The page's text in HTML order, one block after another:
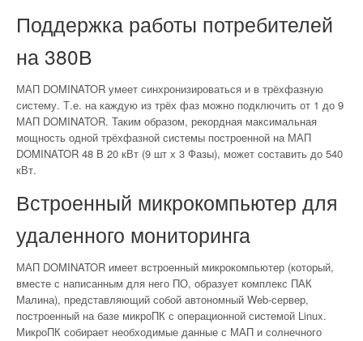
Поддержка работы потребителей
на 380В
МАП DOMINATOR умеет синхронизироваться и в трёхфазную
систему. Т.е. на каждую из трёх фаз можно подключить от 1 до 9
МАП DOMINATOR. Таким образом, рекордная максимальная
мощность одной трёхфазной системы построенной на МАП
DOMINATOR 48 В 20 кВт (9 шт х 3 Фазы), может составить до 540
кВт.
Встроенный микрокомпьютер для
удаленного мониторинга
МАП DOMINATOR имеет встроенный микрокомпьютер (который,
вместе с написанным для него ПО, образует комплекс ПАК
Малина), представляющий собой автономный Web-сервер,
построенный на базе микроПК с операционной системой Linux.
МикроПК собирает необходимые данные с МАП и солнечного